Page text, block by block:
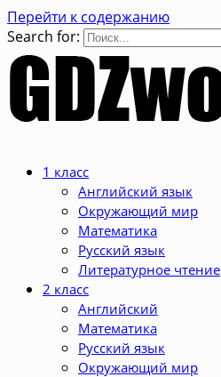
Перейти к содержанию
Search for:
1 класс
Английский язык
Окружающий мир
Математика
Русский язык
Литературное чтение
2 класс
Английский
Математика
Русский язык
Окружающий мир